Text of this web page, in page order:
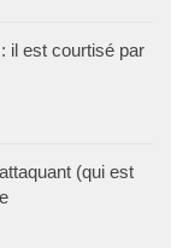
il est courtisé par
(qui est